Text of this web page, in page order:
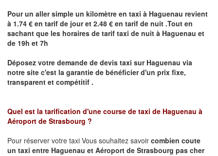
Pour un aller simple un kilomètre en taxi à Haguenau revient
à 1.74 € en tarif de jour et 2.48 € en tarif de nuit .Tout en
sachant que les horaires de tarif taxi de nuit à Haguenau et
de 19h et 7h
Déposez votre demande de devis taxi sur Haguenau via
notre site c'est la garantie de bénéficier d'un prix fixe,
transparent et compétitif .
Quel est la tarification d'une course de taxi de Haguenau à
Aéroport de Strasbourg ?
Pour réserver votre taxi Vous souhaitez savoir combien coute
un taxi entre Haguenau et Aéroport de Strasbourg pas cher